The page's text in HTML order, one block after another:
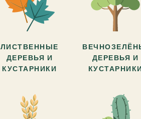
ЛИСТВЕННЫЕ
ДЕРЕВЬЯ И
КУСТАРНИКИ
ДЕРЕВЬЯ И